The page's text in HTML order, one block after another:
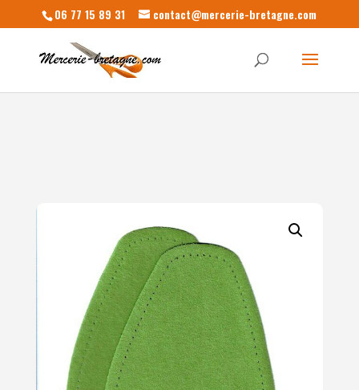
06 77 15 89 31 contact@mercerie-bretagne.com